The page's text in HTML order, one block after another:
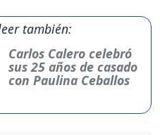
también:
Carlos Calero celebró
sus 25 años de casado
con Paulina Ceballos